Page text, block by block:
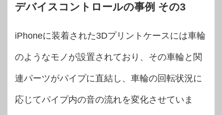
デバイスコントロールの事例 その3
iPhoneに装着された3Dプリントケースには車輪
のようなモノが設置されており、その車輪と関
連パーツがパイプに直結し、車輪の回転状況に
応じてパイプ内の音の流れを変化させていま